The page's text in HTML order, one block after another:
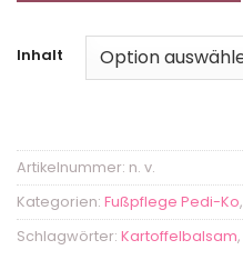
Inhalt
Artikelnummer: n. v.
Kategorien: Fußpflege Pedi-Ko,
Schlagwörter: Kartoffelbalsam,